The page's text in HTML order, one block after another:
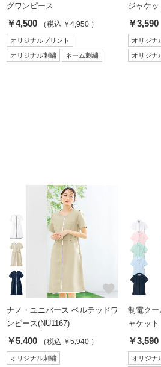
グワンピース
￥4,500 （税込 ￥4,950 ）
オリジナルプリント
オリジナル刺繍 ネーム刺繍
ジャケッ
￥3,590
オリジナ
オリジナ
favorite
ナノ・ユニバース ベルテッドワ
ンピース(NU1167)
￥5,400 （税込 ￥5,940 ）
オリジナル刺繍
制電ク
ャケット
￥3,590
オリジナ